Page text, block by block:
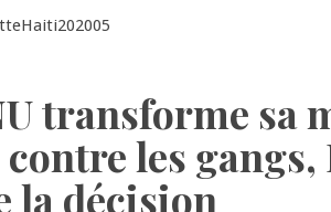
transforme sa
les
la décision